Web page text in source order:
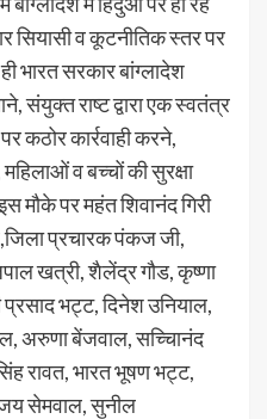
सियासी व कूटनीतिक स्तर पर
भारत सरकार बांग्लादेश
संयुक्त राष्ट द्वारा एक स्वतंत्र
कठोर कार्रवाही करने,
व बच्चों की सुरक्षा
मौके पर महंत शिवानंद गिरी
प्रचारक पंकज जी,
खत्री, शैलेंद्र गौड, कृष्णा
प्रसाद भट्ट, दिनेश उनियाल,
अरुणा बेंजवाल, सच्चिानंद
रावत, भारत भूषण भट्ट,
सेमवाल, सुनील